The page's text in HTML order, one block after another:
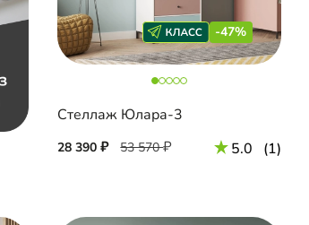
-47%
Стеллаж Юлара-3
28 390 53 570 5.0 (1)